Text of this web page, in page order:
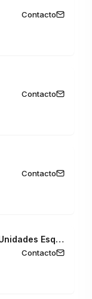
Contacto
Contacto
Contacto
Fendi Château - Mansions (Unidades Esquineras Disponibles)
Contacto